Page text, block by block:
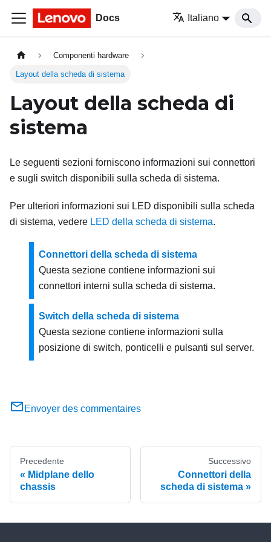
Docs Italiano
Componenti hardware
Layout della scheda di sistema
Layout della scheda di
sistema
Le seguenti sezioni forniscono informazioni sui connettori
e sugli switch disponibili sulla scheda di sistema.
Per ulteriori informazioni sui LED disponibili sulla scheda
di sistema, vedere LED della scheda di sistema.
Connettori della scheda di sistema
Questa sezione contiene informazioni sui
connettori interni sulla scheda di sistema.
Switch della scheda di sistema
Questa sezione contiene informazioni sulla
posizione di switch, ponticelli e pulsanti sul server.
Envoyer des commentaires
Precedente
Midplane dello
chassis
Successivo
Connettori della
scheda di sistema